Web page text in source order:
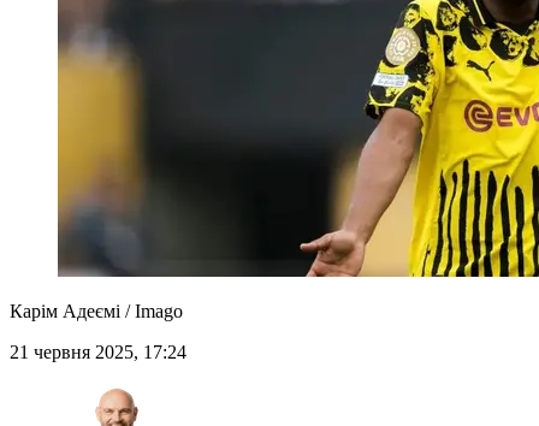
Карім Адеємі / Imago
21 червня 2025, 17:24